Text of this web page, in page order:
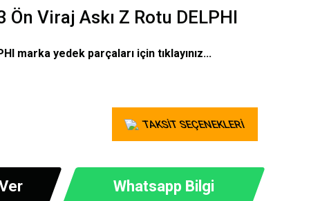
Ön Viraj Askı Z Rotu DELPHI
marka yedek parçaları için tıklayınız...
TAKSİT SEÇENEKLERİ
Whatsapp Bilgi